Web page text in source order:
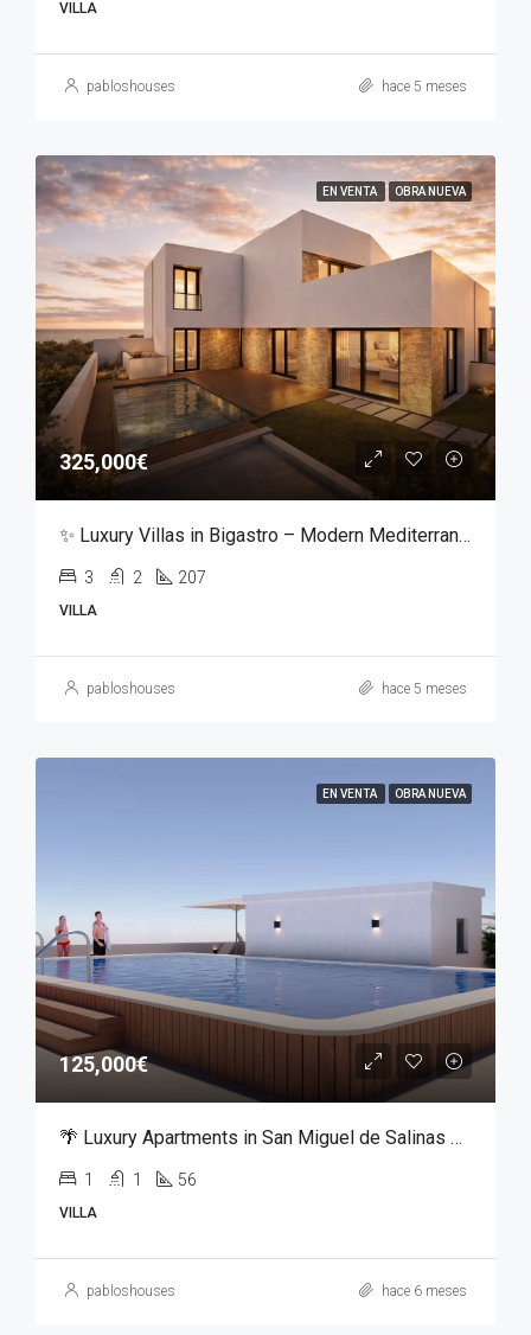
VILLA
pabloshouses hace 5 meses
EN VENTA OBRA NUEVA
325,000€
✨ Luxury Villas in Bigastro – Modern Mediterranean Living ✨
3 2 207
VILLA
pabloshouses hace 5 meses
EN VENTA OBRA NUEVA
125,000€
🌴 Luxury Apartments in San Miguel de Salinas – From €125,000
1 1 56
VILLA
pabloshouses hace 6 meses